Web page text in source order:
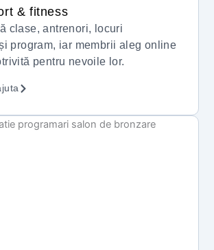
& fitness
clase, antrenori, locuri
program, iar membrii aleg online
pentru nevoile lor.